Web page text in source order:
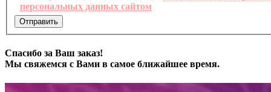
персональных данных сайтом
Отправить
Спасибо за Ваш заказ!
Мы свяжемся с Вами в самое ближайшее время.